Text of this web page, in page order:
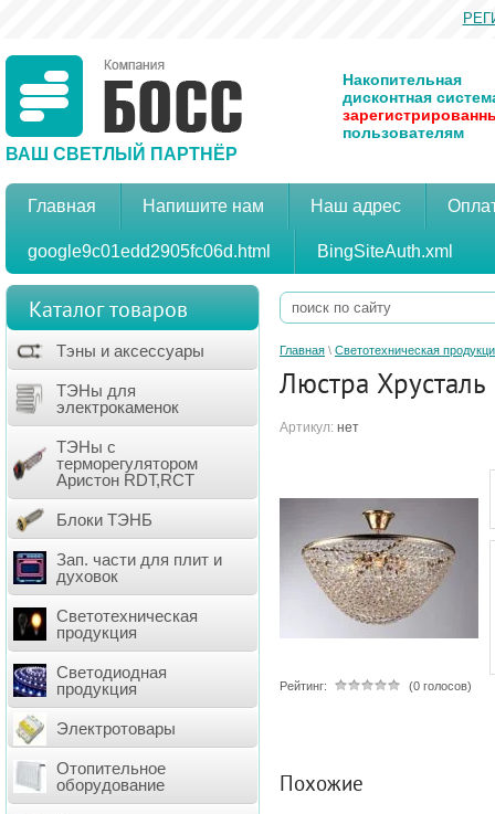
ВАШ СВЕТЛЫЙ ПАРТНЁР
Накопительная
дисконтная
пользователям
Главная Напишите нам Наш адрес
google9c01edd2905fc06d.html BingSiteAuth.xml
Каталог товаров
Тэны и аксессуары
ТЭНы для
электрокаменок
ТЭНы с
терморегулятором
Аристон RDT,RCT
Блоки ТЭНБ
Зап. части для плит и
духовок
Светотехническая
продукция
Светодиодная
продукция
Электротовары
Отопительное
оборудование
Главная \ Светотехническая
Люстра
Артикул: нет
Рейтинг: (0 голосов)
Похожие